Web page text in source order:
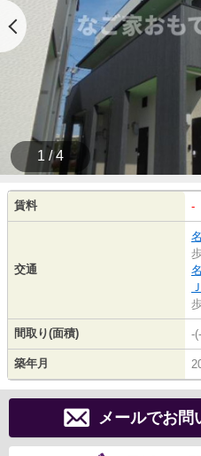
1 / 4
賃料 -
交通
間取り(面積) -
築年月
メールでお問